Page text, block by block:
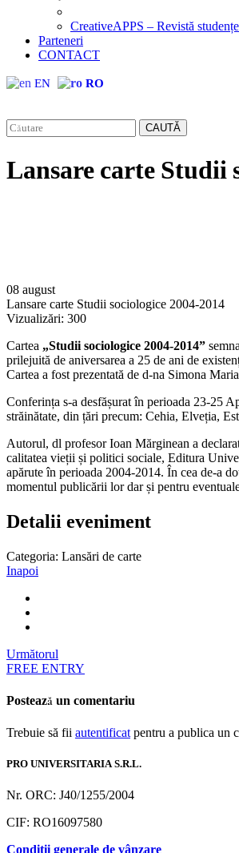
CreativeAPPS – Revistă
Parteneri
CONTACT
EN RO
CAUTĂ
Lansare carte Studii
08 august
Lansare carte Studii sociologice 2004-2014
Vizualizări: 300
Cartea „Studii sociologice 2004-2014”
prilejuită de aniversarea a 25 de ani de
Cartea a fost prezentată de d-na Simona
Conferința s-a desfășurat în perioada 23-25
străinătate, din țări precum: Cehia, Elveția,
Autorul, dl profesor Ioan Mărginean a
calitatea vieții și politici sociale, Editura
apărute în perioada 2004-2014. În cea de-a
momentul publicării lor dar și pentru
Detalii eveniment
Categoria: Lansări de carte
Inapoi
Următorul
FREE ENTRY
Postează un comentariu
Trebuie să fii autentificat pentru a publica un
PRO UNIVERSITARIA S.R.L.
Nr. ORC: J40/1255/2004
CIF: RO16097580
Condiții generale de vânzare